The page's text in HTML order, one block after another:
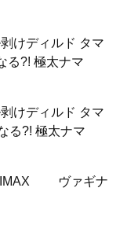
けディルド タマ
?! 極太ナマ
けディルド タマ
?! 極太ナマ
ヴァギナ